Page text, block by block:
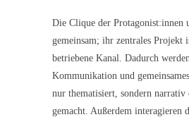
Die Clique der Protagonist:innen
gemeinsam; ihr zentrales Projekt
betriebene Kanal. Dadurch
Kommunikation und
nur thematisiert, sondern narrativ
gemacht. Außerdem interagieren